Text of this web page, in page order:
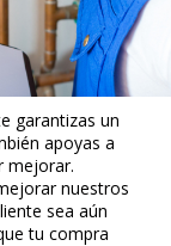
garantizas un
apoyas a
mejorar.
nuestros
sea aún
tu compra